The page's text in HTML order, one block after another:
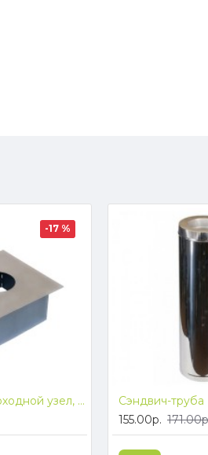
-17 %
Потолочно-проходной узел, ф200 (нерж 409)
155.00р.